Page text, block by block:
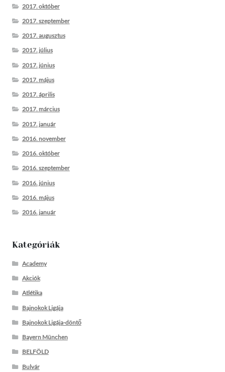
2017. október
2017. szeptember
2017. augusztus
2017. július
2017. június
2017. május
2017. április
2017. március
2017. január
2016. november
2016. október
2016. szeptember
2016. június
2016. május
2016. január
Kategóriák
Academy
Akciók
Atlétika
Bajnokok Ligája
Bajnokok Ligája-döntő
Bayern München
BELFÖLD
Bulvár